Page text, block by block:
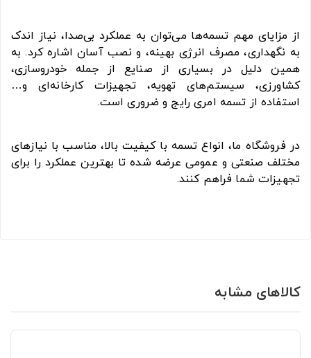
از مزایای مهم تسمه‌ها می‌توان به عملکرد بی‌صدا، نیاز اندک
به نگهداری، مصرف انرژی بهینه، و نصب آسان اشاره کرد. به
همین دلیل در بسیاری از صنایع از جمله خودروسازی،
کشاورزی، سیستم‌های تهویه، تجهیزات کارخانه‌ای و…
استفاده از تسمه امری رایج و ضروری است.
در فروشگاه ما، انواع تسمه با کیفیت بالا، مناسب با نیازهای
مختلف صنعتی و عمومی عرضه شده تا بهترین عملکرد را برای
تجهیزات شما فراهم کنند.
کالاهای مشابه